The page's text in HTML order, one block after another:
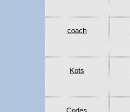
coach
Kots